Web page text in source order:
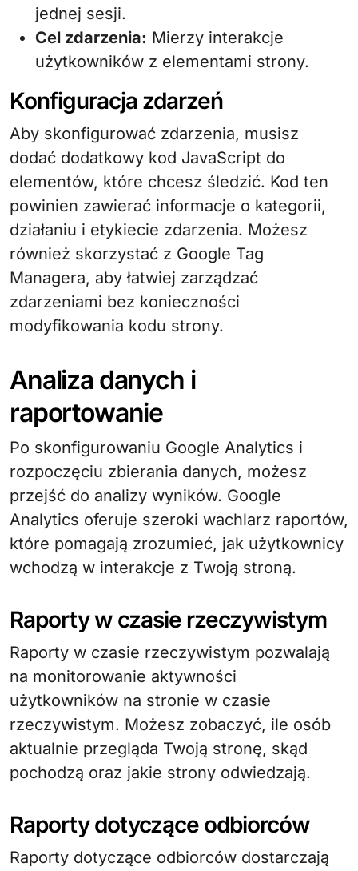
jednej sesji.
Cel zdarzenia: Mierzy interakcje
użytkowników z elementami strony.
Konfiguracja zdarzeń
Aby skonfigurować zdarzenia, musisz
dodać dodatkowy kod JavaScript do
elementów, które chcesz śledzić. Kod ten
powinien zawierać informacje o kategorii,
działaniu i etykiecie zdarzenia. Możesz
również skorzystać z Google Tag
Managera, aby łatwiej zarządzać
zdarzeniami bez konieczności
modyfikowania kodu strony.
Analiza danych i
raportowanie
Po skonfigurowaniu Google Analytics i
rozpoczęciu zbierania danych, możesz
przejść do analizy wyników. Google
Analytics oferuje szeroki wachlarz raportów,
które pomagają zrozumieć, jak użytkownicy
wchodzą w interakcje z Twoją stroną.
Raporty w czasie rzeczywistym
Raporty w czasie rzeczywistym pozwalają
na monitorowanie aktywności
użytkowników na stronie w czasie
rzeczywistym. Możesz zobaczyć, ile osób
aktualnie przegląda Twoją stronę, skąd
pochodzą oraz jakie strony odwiedzają.
Raporty dotyczące odbiorców
Raporty dotyczące odbiorców dostarczają